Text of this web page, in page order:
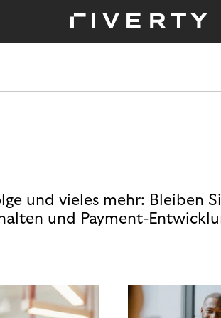
und vieles mehr: Bleiben
und Payment-